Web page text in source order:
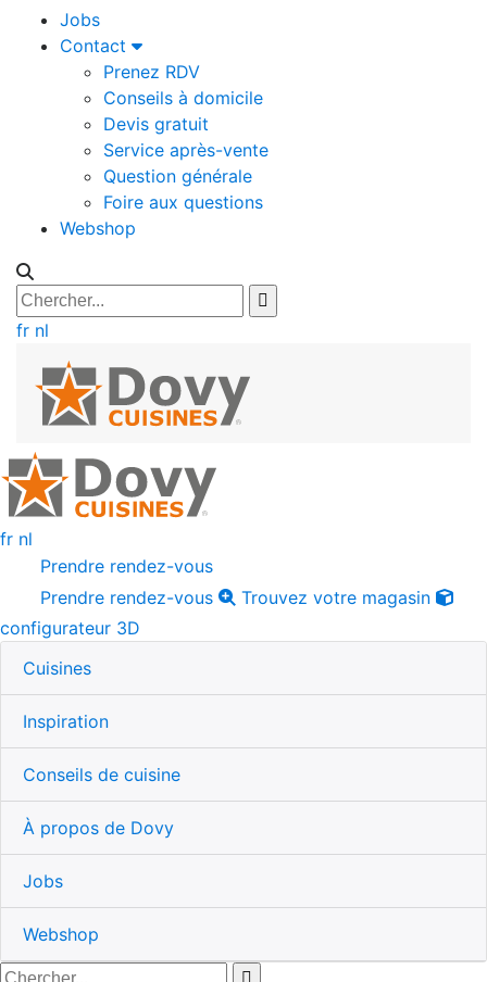
Jobs
Contact
Prenez RDV
Conseils à domicile
Devis gratuit
Service après-vente
Question générale
Foire aux questions
Webshop
fr nl
fr nl
Prendre rendez-vous
Prendre rendez-vous
Trouvez votre magasin
configurateur 3D
Cuisines
Inspiration
Conseils de cuisine
À propos de Dovy
Jobs
Webshop